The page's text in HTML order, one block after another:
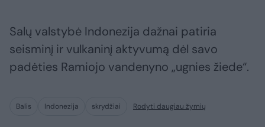
Salų valstybė Indonezija dažnai patiria
seisminį ir vulkaninį aktyvumą dėl savo
padėties Ramiojo vandenyno „ugnies žiede“.
Balis Indonezija skrydžiai Rodyti daugiau žymių